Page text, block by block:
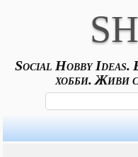
Social Hobby Ideas.
хобби. Живи